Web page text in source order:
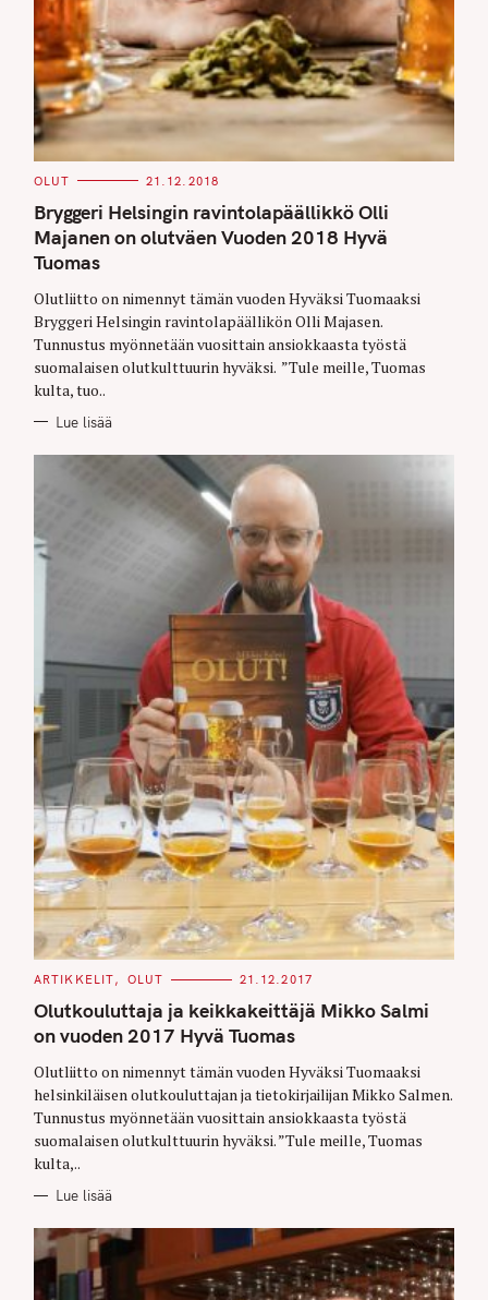
C
T
E
G
O
R
S
OLUT 21.12.2018
Bryggeri Helsingin ravintolapäällikkö Olli
Majanen on olutväen Vuoden 2018 Hyvä
Tuomas
Olutliitto on nimennyt tämän vuoden Hyväksi Tuomaaksi
Bryggeri Helsingin ravintolapäällikön Olli Majasen.
Tunnustus myönnetään vuosittain ansiokkaasta työstä
suomalaisen olutkulttuurin hyväksi. ”Tule meille, Tuomas
kulta, tuo..
Lue lisää
C
T
E
G
O
I
S
ARTIKKELIT OLUT 21.12.2017
Olutkouluttaja ja keikkakeittäjä Mikko Salmi
on vuoden 2017 Hyvä Tuomas
Olutliitto on nimennyt tämän vuoden Hyväksi Tuomaaksi
helsinkiläisen olutkouluttajan ja tietokirjailijan Mikko Salmen.
Tunnustus myönnetään vuosittain ansiokkaasta työstä
suomalaisen olutkulttuurin hyväksi. ”Tule meille, Tuomas
kulta,..
Lue lisää